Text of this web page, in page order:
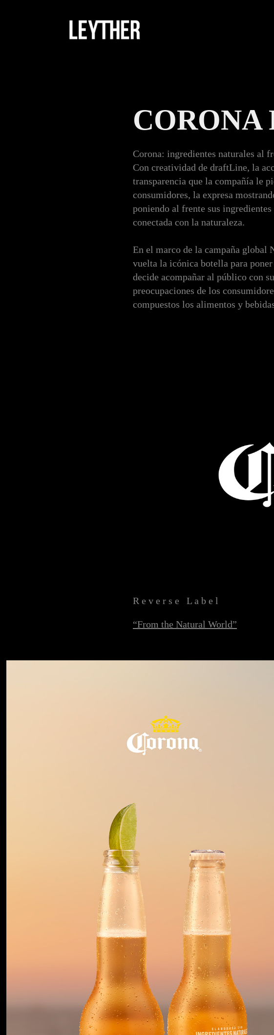
CORONA
Corona: ingredientes naturales al
Con creatividad de draftLine, la
transparencia que la compañía le
consumidores, la expresa
poniendo al frente sus
conectada con la naturaleza.
En el marco de la campaña global
vuelta la icónica botella para
decide acompañar al público con
preocupaciones de los
compuestos los alimentos y
R e v e r s e L a b e l
“From the Natural World”